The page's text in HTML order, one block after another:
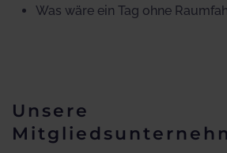
Was wäre ein Tag ohne
Unsere